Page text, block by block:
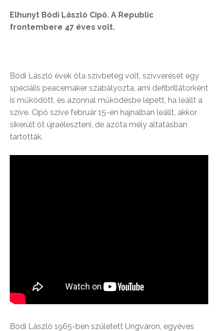
Elhunyt Bódi László Cipő. A Republic
frontembere 47 éves volt.
Bódi László évek óta szívbeteg volt, szívverését egy
speciális peacemaker szabályozta, ami defibrillátorként
is működött, és azonnal működésbe lépett, ha leállt a
szíve. Cipő szíve február 15-én hajnalban leállt, akkor
sikerült őt újraéleszteni, de azóta mély altatásban
tartották.
Bódi László 1965-ben született Ungváron, egyéves